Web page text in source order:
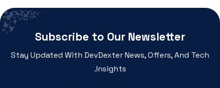
Subscribe to Our Newsletter
Stay Updated With DevDexter News, Offers, And Tech
Insights.